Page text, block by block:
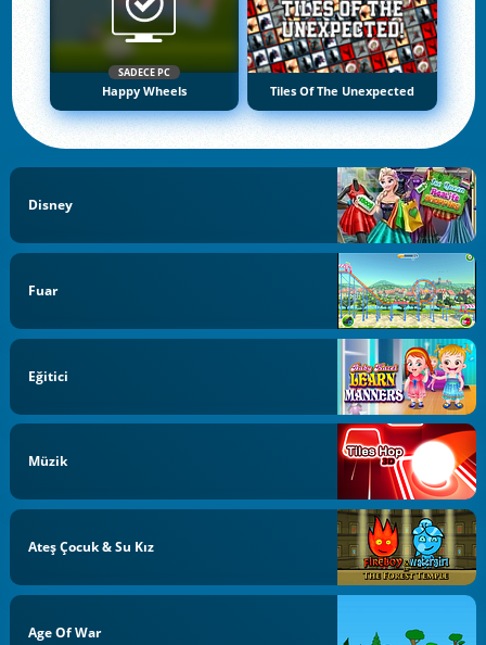
SADECE PC
Happy Wheels Tiles Of The Unexpected
Disney
Fuar
Eğitici
Müzik
Ateş Çocuk & Su Kız
Age Of War